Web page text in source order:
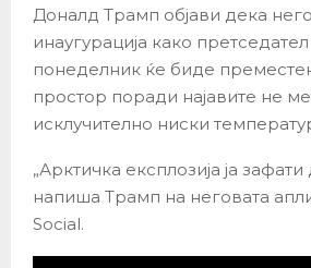
Доналд Трамп објави дека
инаугурација како
понеделник ќе биде
простор поради најавите не
исклучително ниски
„Арктичка експлозија ја
напиша Трамп на неговата
Social.